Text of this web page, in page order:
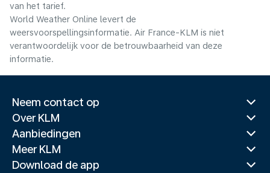
van het tarief.
World Weather Online levert de
weersvoorspellingsinformatie. Air France-KLM is niet
verantwoordelijk voor de betrouwbaarheid van deze
informatie.
Neem contact op
Over KLM
Aanbiedingen
Meer KLM
Download de app